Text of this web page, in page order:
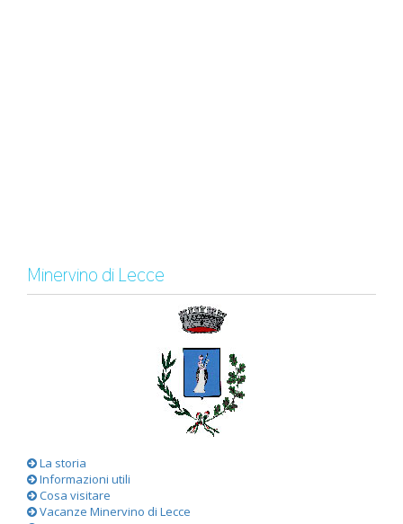
Minervino di Lecce
La storia
Informazioni utili
Cosa visitare
Vacanze Minervino di Lecce